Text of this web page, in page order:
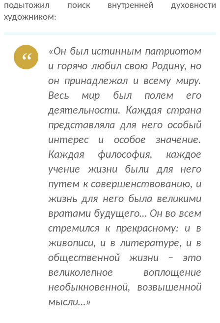
подытожил поиск внутренней духовности
художником:
«Он был истинным патриотом
и горячо любил свою Родину, но
он при­надлежал и всему миру.
Весь мир был полем его
деятельности. Каждая стра­на
представляла для него особый
интерес и особое значение.
Каждая фило­софия, каждое
учение жизни были для него
путем к совершенствованию, и
жизнь для него была великими
вратами будущего… Он во всем
стремился к прекрасному: и в
живописи, и в литературе, и в
общественной жизни – это
великолепное воплощение
необыкновенной, возвышенной
мысли…»